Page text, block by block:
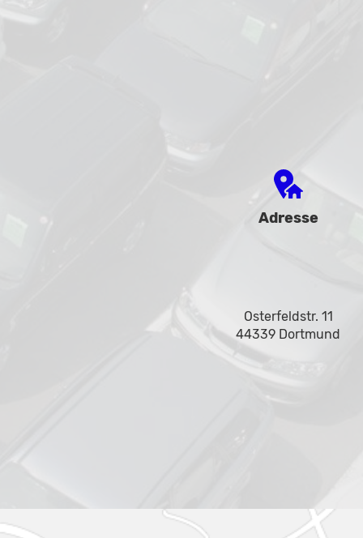
Adresse
Osterfeldstr. 11
44339 Dortmund